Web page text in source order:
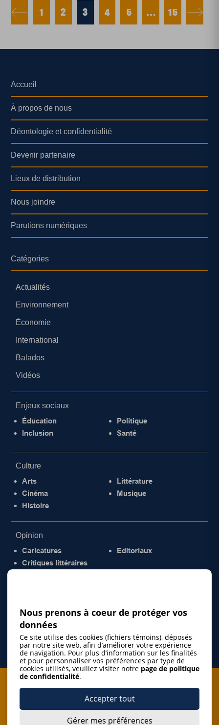
1 2 3 4 5 … 15
Accueil
À propos de nous
Déontologie et confidentialité
Devenir partenaire
Lieux de distribution
Nous joindre
Parutions numériques
Catégories
Actualités
Environnement
Économie
International
Balados
Vidéos
Enjeux sociaux
Éducation
Inclusion
Politique
Santé
Culture
Arts
Cinéma
Histoire
Littérature
Musique
Opinion
Caricatures
Critiques littéraires
Éditoriaux
Je m'abonne à l'infolettre
Nous prenons à coeur de protéger vos
données
Ce site utilise des cookies (fichiers témoins), déposés
par notre site web, afin d’améliorer votre expérience
de navigation. Pour plus d’information sur les finalités
et pour personnaliser vos préférences par type de
cookies utilisés, veuillez visiter notre page de politique
de confidentialité.
Accepter tout
Gérer mes préférences